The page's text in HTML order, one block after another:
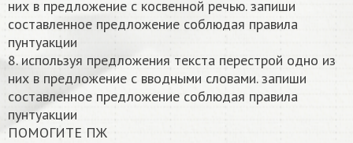
них в предложение с косвенной речью. запиши
составленное предложение соблюдая правила
пунтуакции
8. используя предложения текста перестрой одно из
них в предложение с вводными словами. запиши
составленное предложение соблюдая правила
пунтуакции
ПОМОГИТЕ ПЖ ​